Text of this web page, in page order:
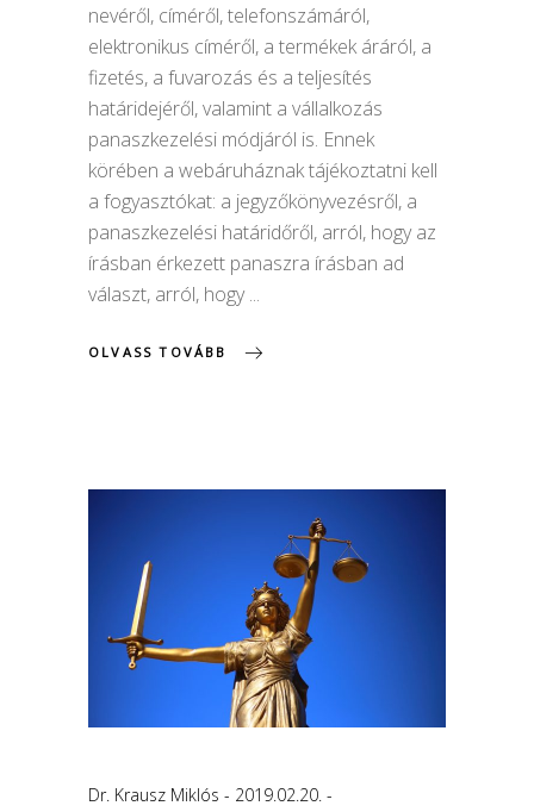
nevéről, címéről, telefonszámáról,
elektronikus címéről, a termékek áráról, a
fizetés, a fuvarozás és a teljesítés
határidejéről, valamint a vállalkozás
panaszkezelési módjáról is. Ennek
körében a webáruháznak tájékoztatni kell
a fogyasztókat: a jegyzőkönyvezésről, a
panaszkezelési határidőről, arról, hogy az
írásban érkezett panaszra írásban ad
választ, arról, hogy
OLVASS TOVÁBB
Dr. Krausz Miklós 2019.02.20.